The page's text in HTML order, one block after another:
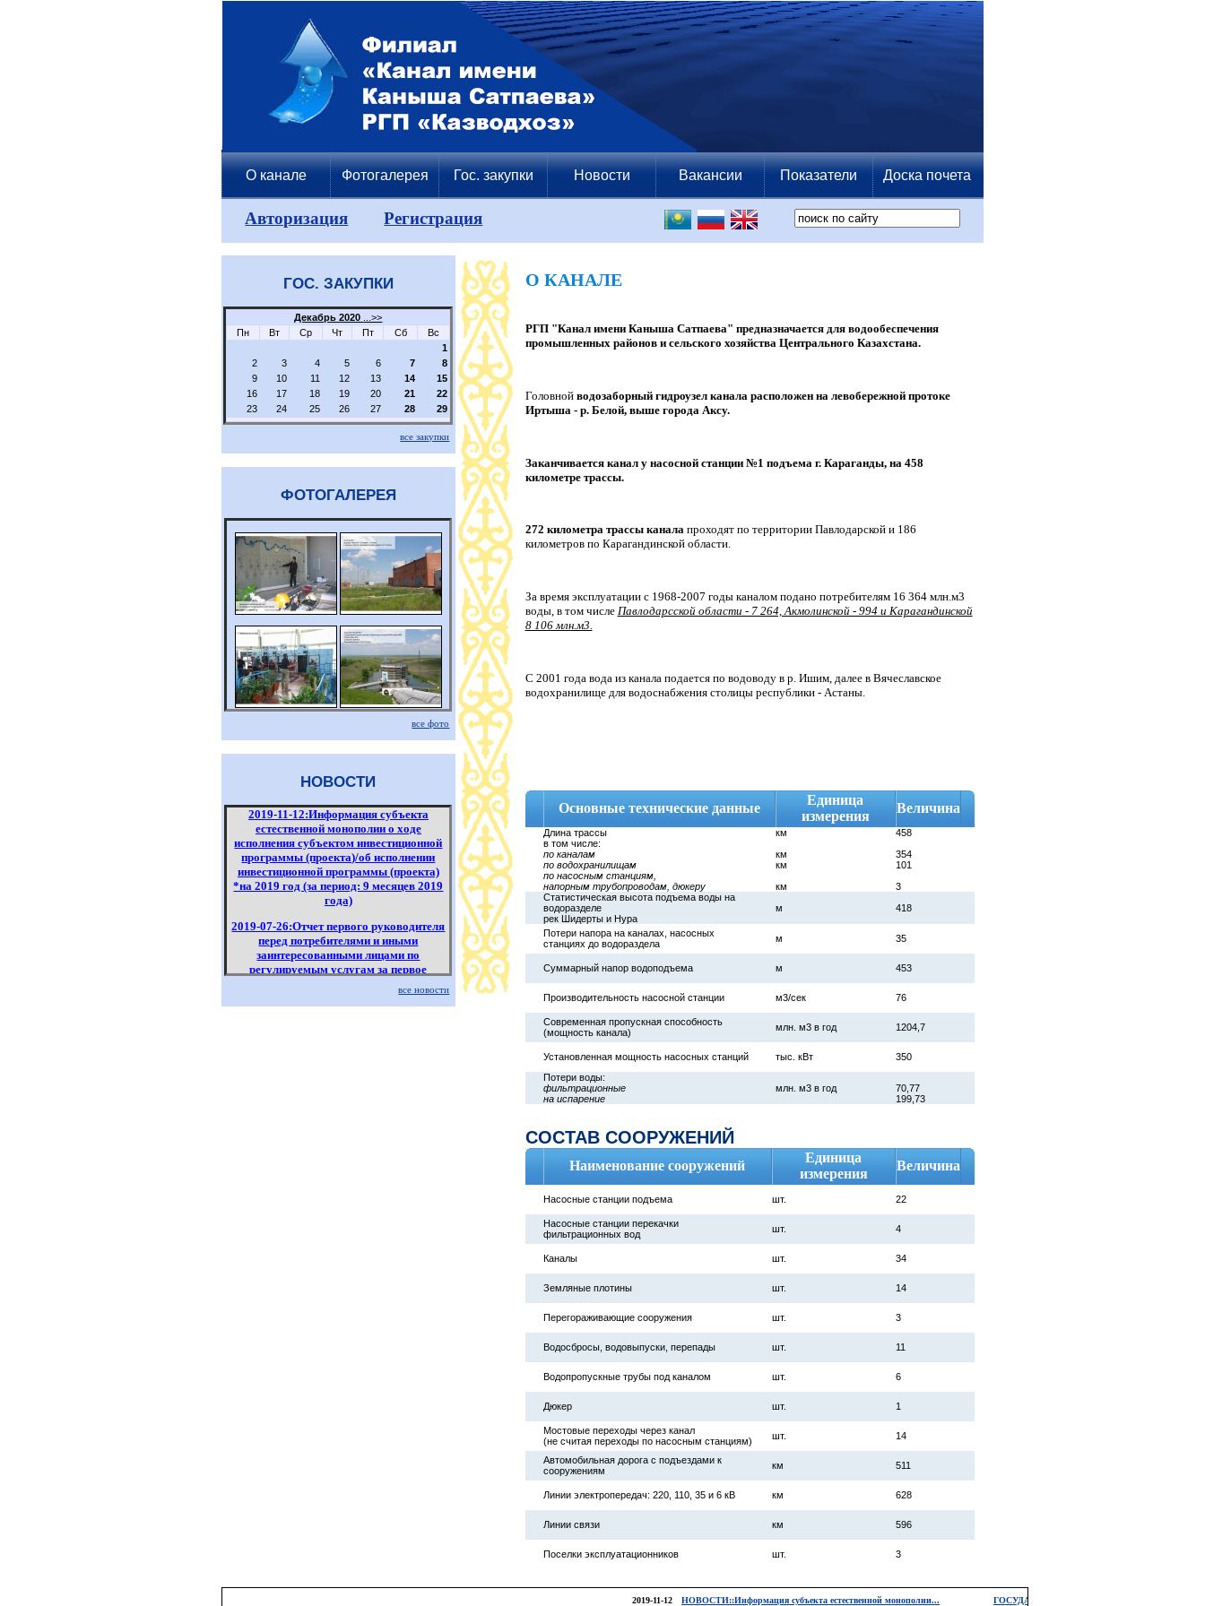
О канале Фотогалерея Гос. закупки Новости Вакансии Показатели Доска почета
Авторизация Регистрация
ГОС. ЗАКУПКИ
Декабрь 2020
...>>
Пн
Вт Ср Чт Пт Сб
Вс
1
2
3 4 5 6 7
8
9
10 11 12 13 14
15
16
17 18 19 20 21
22
23
24 25 26 27 28 29
все закупки
ФОТОГАЛЕРЕЯ
все фото
НОВОСТИ
2019-11-12:Информация субъекта
естественной монополии о ходе
исполнения субъектом инвестиционной
программы (проекта)/об исполнении
инвестиционной программы (проекта)
*на 2019 год (за период: 9 месяцев 2019
года)
2019-07-26:Отчет первого руководителя
перед потребителями и иными
заинтересованными лицами по
регулируемым услугам за первое
2019-07-16:Информация по отчету
все новости
О КАНАЛЕ
РГП "Канал имени Каныша Сатпаева" предназначается для водообеспечeния
промышленных районов и сельского хозяйства Центрального Казахстана.
Головнойводозаборный гидроузел канала расположен на левобережной протоке
Иртыша - р. Белой, выше города Аксу.
Заканчивается канал у насосной станции №1 подъема г. Караганды, на 458
километре трассы.
272 километра трассы каналапроходят по территории Павлодарской и 186
километров по Карагандинской области.
За время эксплуатации с 1968-2007 годы каналом подано потребителям 16 364 млн.м3
воды, в том числе Павлодарсской области - 7 264, Акмолинской - 994 и Карагандинской
8 106 млн.м3.
С 2001 года вода из канала подается по водоводу в р. Ишим, далее в Вячеславское
водохранилище для водоснабжения столицы республики - Астаны.
Основные технические данные
Единица
измерения
Величина
Длина трассы
в том числе:
по каналам
по водохранилищам
по насосным станциям,
напорным трубопроводам, дюкеру
км
км
км
км
458
354
101
3
Статистическая высота подъема воды на
водоразделе
рек Шидерты и Нура
м 418
Потери напора на каналах, насосных
станциях до водораздела
м 35
Суммарный напор водоподъема м 453
Производительность насосной станции м3/сек 76
Современная пропускная способность
(мощность канала)
млн. м3 в год 1204,7
Установленная мощность насосных станций тыс. кВт
350
Потери воды:
фильтрационные
на испарение
млн. м3 в год
70,77
199,73
СОСТАВ СООРУЖЕНИЙ
Наименование сооружений
Единица
измерения
Величина
Насосные станции подъема шт. 22
Насосные станции перекачки
фильтрационных вод
шт. 4
Каналы шт. 34
Земляные плотины шт. 14
Перегораживающие сооружения шт. 3
Водосбросы, водовыпуски, перепады шт. 11
Водопропускные трубы под каналом шт. 6
Дюкер шт. 1
Мостовые переходы через канал
(не считая переходы по насосным станциям)
шт. 14
Автомобильная дорога с подъездами к
сооружениям
км 511
Линии электропередач: 220, 110, 35 и 6 кВ км 628
Линии связи км 596
Поселки эксплуатационников шт. 3
2019-11-12 НОВОСТИ::Информация субъекта естественной монополии... ГОСУДАРСТВЕННЫЕ ЗАКУПКИ::...